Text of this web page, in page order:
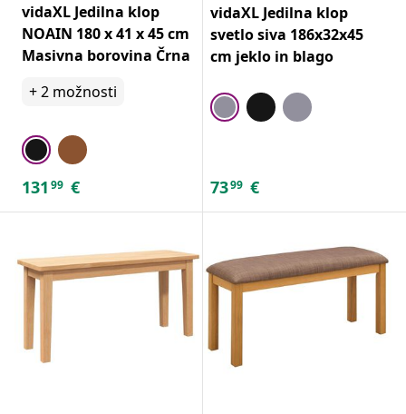
vidaXL Jedilna klop
NOAIN 180 x 41 x 45 cm
Masivna borovina Črna
+2 možnosti
131 99 €
vidaXL Jedilna klop
svetlo siva 186x32x45
cm jeklo in blago
7399 €